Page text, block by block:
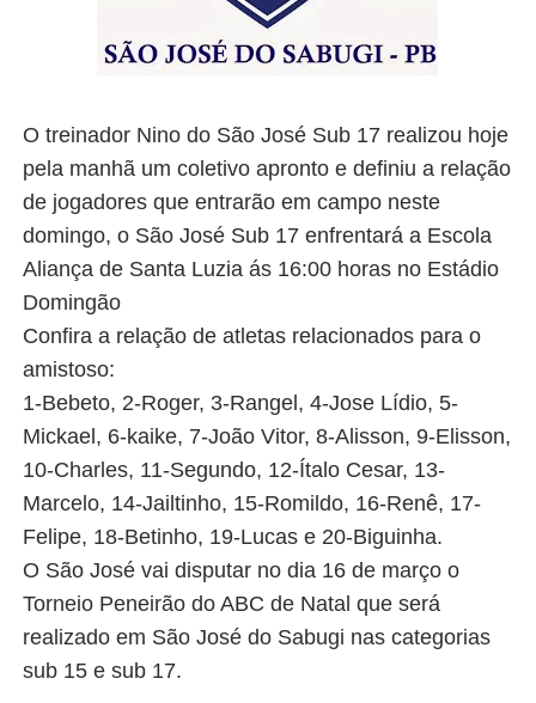
O treinador Nino do São José Sub 17 realizou hoje
pela manhã um coletivo apronto e definiu a relação
de jogadores que entrarão em campo neste
domingo, o São José Sub 17 enfrentará a Escola
Aliança de Santa Luzia ás 16:00 horas no Estádio
Domingão
Confira a relação de atletas relacionados para o
amistoso:
1-Bebeto, 2-Roger, 3-Rangel, 4-Jose Lídio, 5-
Mickael, 6-kaike, 7-João Vitor, 8-Alisson, 9-Elisson,
10-Charles, 11-Segundo, 12-Ítalo Cesar, 13-
Marcelo, 14-Jailtinho, 15-Romildo, 16-Renê, 17-
Felipe, 18-Betinho, 19-Lucas e 20-Biguinha.
O São José vai disputar no dia 16 de março o
Torneio Peneirão do ABC de Natal que será
realizado em São José do Sabugi nas categorias
sub 15 e sub 17.